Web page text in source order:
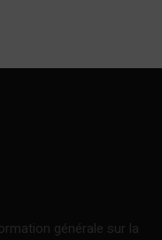
générale sur la